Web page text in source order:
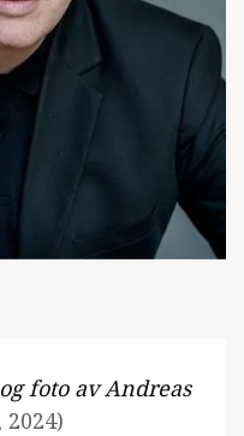
foto av Andreas